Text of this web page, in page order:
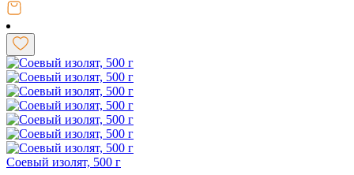
Соевый изолят, 500 г